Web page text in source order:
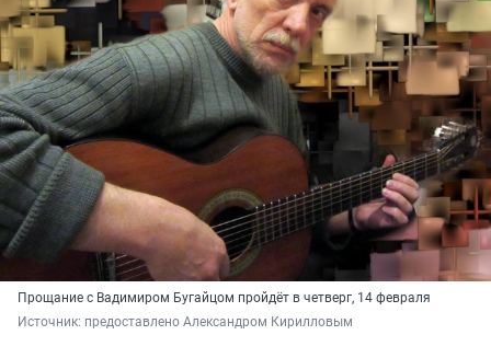
Прощание с Вадимиром Бугайцом пройдёт в четверг, 14 февраля
Источник: предоставлено Александром Кирилловым